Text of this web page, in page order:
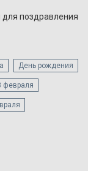
для поздравления
День рождения
февраля